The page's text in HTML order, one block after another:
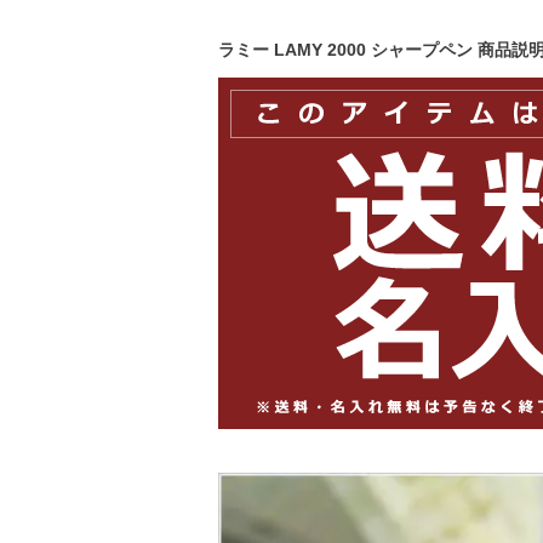
ラミー LAMY 2000 シャープペン 商品説